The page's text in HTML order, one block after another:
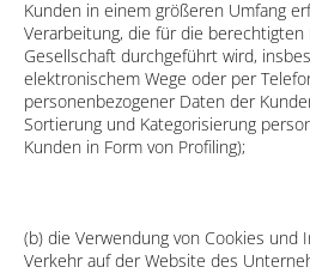
Kunden in einem größeren Umfang
Verarbeitung, die für die
Gesellschaft durchgeführt wird,
elektronischem Wege oder per
personenbezogener Daten der
Sortierung und Kategorisierung
Kunden in Form von Profiling);
(b) die Verwendung von Cookies und
Verkehr auf der Website des